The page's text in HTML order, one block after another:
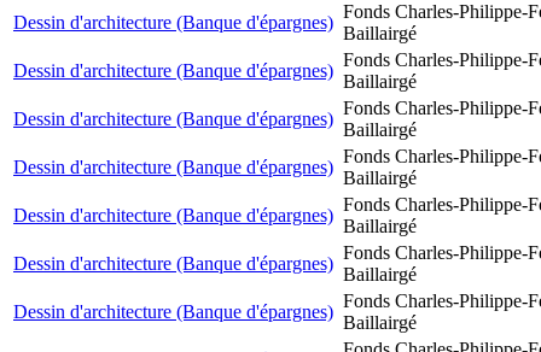
Dessin d'architecture (Banque d'épargnes)
Fonds Charles-Philippe-
Baillairgé
Dessin d'architecture (Banque d'épargnes)
Fonds Charles-Philippe-
Baillairgé
Dessin d'architecture (Banque d'épargnes)
Fonds Charles-Philippe-
Baillairgé
Dessin d'architecture (Banque d'épargnes)
Fonds Charles-Philippe-
Baillairgé
Dessin d'architecture (Banque d'épargnes)
Fonds Charles-Philippe-
Baillairgé
Dessin d'architecture (Banque d'épargnes)
Fonds Charles-Philippe-
Baillairgé
Dessin d'architecture (Banque d'épargnes)
Fonds Charles-Philippe-
Baillairgé